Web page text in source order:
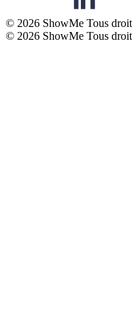
© 2026 ShowMe Tous
© 2026 ShowMe Tous